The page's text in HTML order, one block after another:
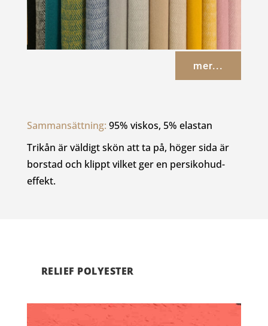
mer...
Sammansättning: 95% viskos, 5% elastan
Trikån är väldigt skön att ta på, höger sida är
borstad och klippt vilket ger en persikohud-
effekt.
RELIEF POLYESTER